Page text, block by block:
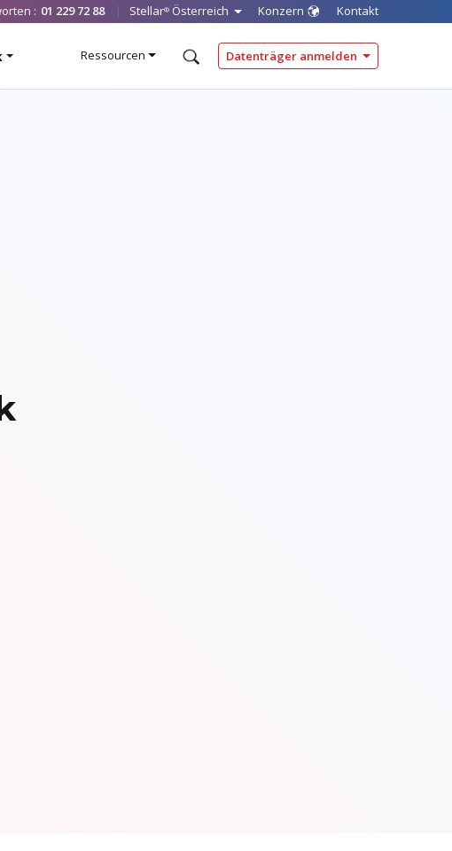
: 01 229 72 88 | Stellar®Österreich Konzern Kontakt
Ressourcen Datenträger anmelden